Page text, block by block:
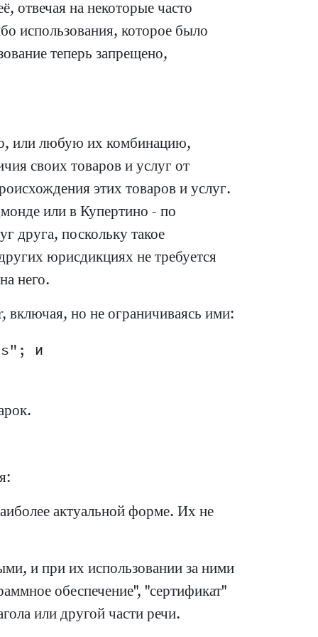
отвечая на некоторые часто
использования, которое было
теперь запрещено,
или любую их комбинацию,
своих товаров и услуг от
этих товаров и услуг.
или в Купертино - по
друга, поскольку такое
юрисдикциях не требуется
него.
но не ограничиваясь ими:
и
актуальной форме. Их не
и при их использовании за ними
обеспечение", "сертификат"
или другой части речи.